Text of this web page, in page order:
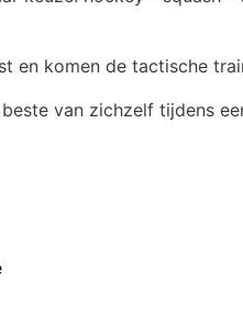
en komen de tactische
van zichzelf tijdens